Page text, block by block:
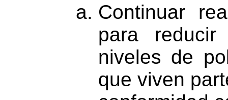
Continuar
para reducir
niveles de
que viven